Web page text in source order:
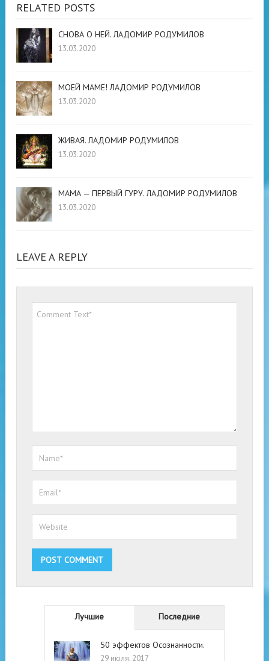
RELATED POSTS
СНОВА О НЕЙ. ЛАДОМИР РОДУМИЛОВ
13.03.2020
МОЕЙ МАМЕ! ЛАДОМИР РОДУМИЛОВ
13.03.2020
ЖИВАЯ. ЛАДОМИР РОДУМИЛОВ
13.03.2020
МАМА — ПЕРВЫЙ ГУРУ. ЛАДОМИР РОДУМИЛОВ
13.03.2020
LEAVE A REPLY
Лучшие Последние
50 эффектов Осознанности.
29 июля, 2017